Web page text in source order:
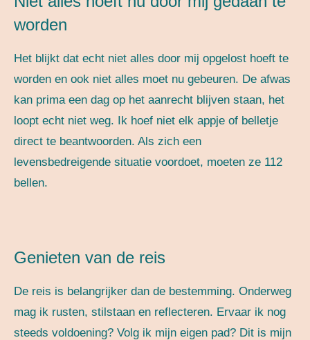
worden
Het blijkt dat echt niet alles door mij opgelost hoeft te
worden en ook niet alles moet nu gebeuren. De afwas
kan prima een dag op het aanrecht blijven staan, het
loopt echt niet weg. Ik hoef niet elk appje of belletje
direct te beantwoorden. Als zich een
levensbedreigende situatie voordoet, moeten ze 112
bellen.
Genieten van de reis
De reis is belangrijker dan de bestemming. Onderweg
mag ik rusten, stilstaan en reflecteren. Ervaar ik nog
steeds voldoening? Volg ik mijn eigen pad? Dit is mijn